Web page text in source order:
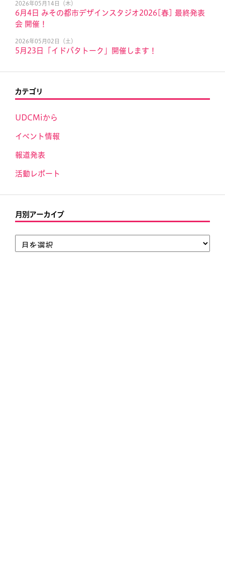
2026年05月14日（木）
6月4日 みその都市デザインスタジオ2026[春] 最終発表
会 開催！
2026年05月02日（土）
5月23日「イドバタトーク」開催します！
カテゴリ
UDCMiから
イベント情報
報道発表
活動レポート
月別アーカイブ